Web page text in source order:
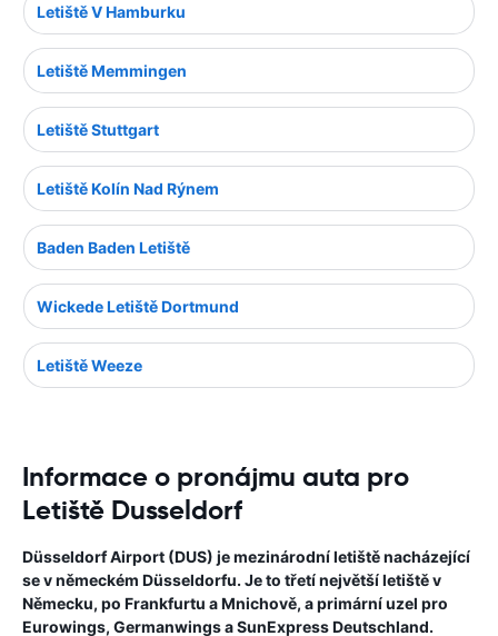
Letiště V Hamburku
Letiště Memmingen
Letiště Stuttgart
Letiště Kolín Nad Rýnem
Baden Baden Letiště
Wickede Letiště Dortmund
Letiště Weeze
Informace o pronájmu auta pro
Letiště Dusseldorf
Düsseldorf Airport (DUS) je mezinárodní letiště nacházející
se v německém Düsseldorfu. Je to třetí největší letiště v
Německu, po Frankfurtu a Mnichově, a primární uzel pro
Eurowings, Germanwings a SunExpress Deutschland.